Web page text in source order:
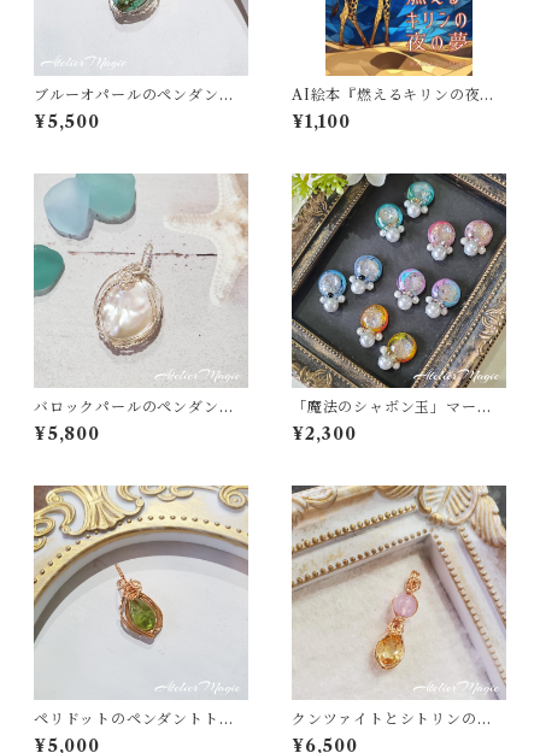
ブルーオパールのペンダント
トップ（リバーシブル）
¥5,500
AI絵本『燃えるキリンの夜の
夢』
¥1,100
バロックパールのペンダント
トップ（リバーシブル）
¥5,800
「魔法のシャボン玉」マーブ
リング×小ぶりパールのピアス
／イヤリング
¥2,300
ペリドットのペンダントトッ
プ（リバーシブル）
¥5,000
クンツァイトとシトリンのペ
ンダントトップ
¥6,500